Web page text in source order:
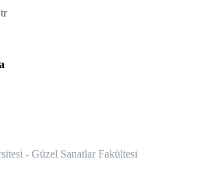
- Güzel Sanatlar Fakültesi